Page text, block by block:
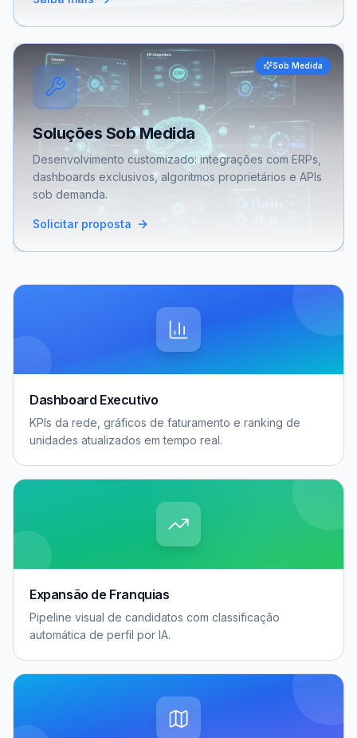
Sob Medida
Soluções Sob Medida
Desenvolvimento customizado: integrações com ERPs,
dashboards exclusivos, algoritmos proprietários e APIs
sob demanda.
Solicitar proposta
Dashboard Executivo
KPIs da rede, gráficos de faturamento e ranking de
unidades atualizados em tempo real.
Expansão de Franquias
Pipeline visual de candidatos com classificação
automática de perfil por IA.